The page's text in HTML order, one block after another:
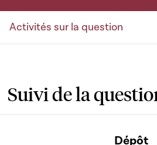
Activités sur la question
Suivi de la
Dépôt